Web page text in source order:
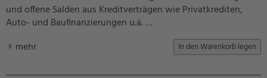
und offene Salden aus Kreditverträgen wie Privatkrediten,
Auto- und Baufinanzierungen u.ä. …
mehr